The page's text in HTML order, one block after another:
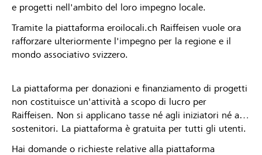
e progetti nell'ambito del loro impegno locale.
Tramite la piattaforma eroilocali.ch Raiffeisen vuole ora
rafforzare ulteriormente l'impegno per la regione e il
mondo associativo svizzero.
La piattaforma per donazioni e finanziamento di progetti
non costituisce un'attività a scopo di lucro per
Raiffeisen. Non si applicano tasse né agli iniziatori né ai
sostenitori. La piattaforma è gratuita per tutti gli utenti.
Hai domande o richieste relative alla piattaforma